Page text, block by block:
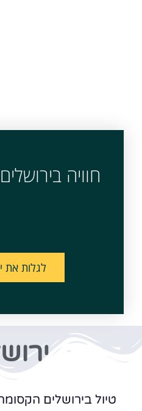
חוויה
לגלות את
טיול בירושלים